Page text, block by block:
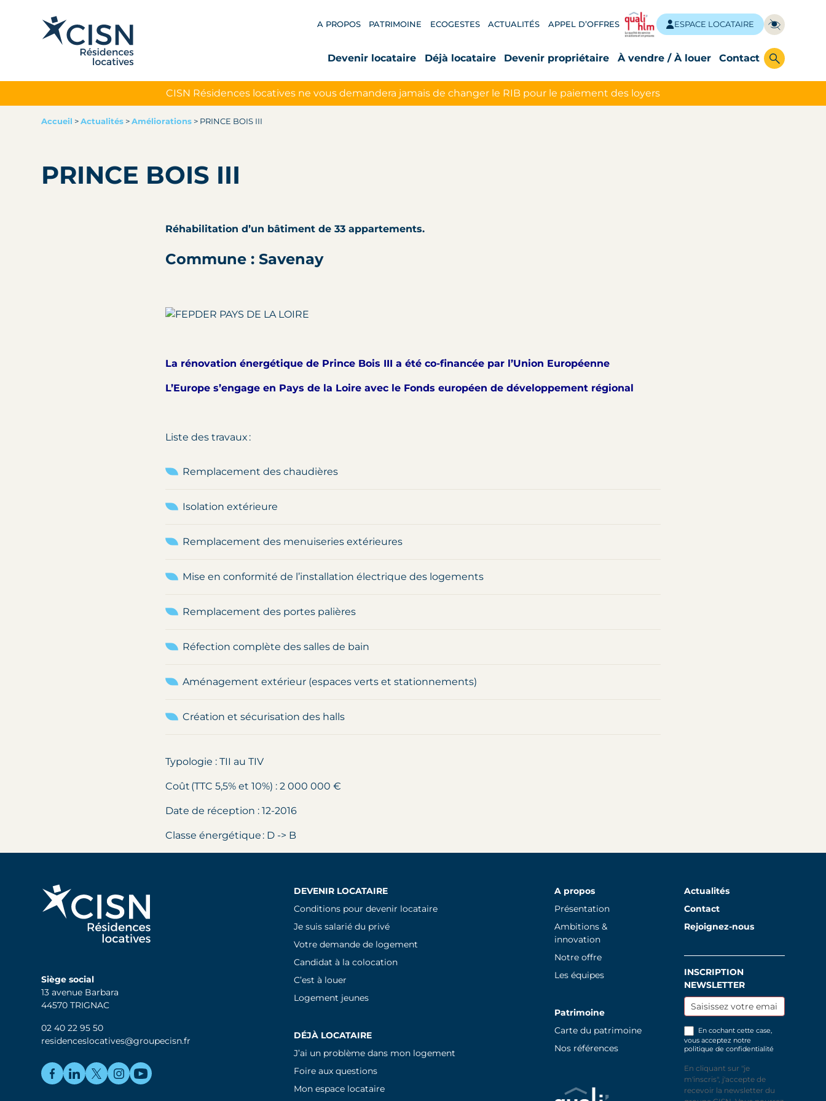
A PROPOS PATRIMOINE ECOGESTES ACTUALITÉS APPEL D’OFFRES ESPACE LOCATAIRE
Devenir locataire Déjà locataire Devenir propriétaire À vendre / À louer Contact
CISN Résidences locatives ne vous demandera jamais de changer le RIB pour le paiement des loyers
Accueil >Actualités >Améliorations > PRINCE BOIS III
PRINCE BOIS III
Réhabilitation d’un bâtiment de 33 appartements.
Commune : Savenay
La rénovation énergétique de Prince Bois III a été co-financée par l’Union Européenne
L’Europe s’engage en Pays de la Loire avec le Fonds européen de développement régional
Liste des travaux :
Remplacement des chaudières
Isolation extérieure
Remplacement des menuiseries extérieures
Mise en conformité de l’installation électrique des logements
Remplacement des portes palières
Réfection complète des salles de bain
Aménagement extérieur (espaces verts et stationnements)
Création et sécurisation des halls
Typologie : TII au TIV
Coût (TTC 5,5% et 10%) : 2 000 000 €
Date de réception : 12-2016
Classe énergétique : D -> B
Siège social
13 avenue Barbara
44570 TRIGNAC
02 40 22 95 50
residenceslocatives@groupecisn.fr
DEVENIR LOCATAIRE
Conditions pour devenir locataire
Je suis salarié du privé
Votre demande de logement
Candidat à la colocation
C’est à louer
Logement jeunes
DÉJÀ LOCATAIRE
J’ai un problème dans mon logement
Foire aux questions
Mon espace locataire
A propos
Présentation
Ambitions &
innovation
Notre offre
Les équipes
Patrimoine
Carte du patrimoine
Nos références
Actualités
Contact
Rejoignez-nous
Inscription
newsletter
INSCRIPTION
NEWSLETTER
En cochant cette case,
vous acceptez notre
politique de confidentialité
En cliquant sur "je
m'inscris", j'accepte de
recevoir la newsletter du